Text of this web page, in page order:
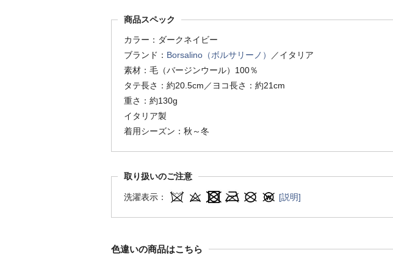
商品スペック
カラー：ダークネイビー
ブランド： Borsalino（ボルサリーノ）
／イタリア
素材：毛（バージンウール）100％
タテ長さ：約20.5cm／ヨコ長さ：約21cm
重さ：約130g
イタリア製
着用シーズン：秋～冬
取り扱いのご注意
洗濯表示： [説明]
色違いの商品はこちら